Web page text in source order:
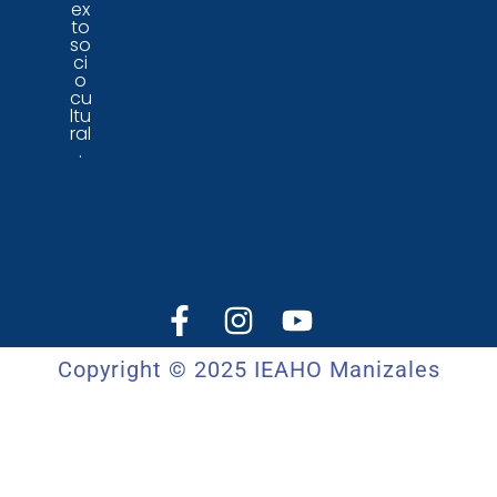
ex
to
so
ci
o
cu
ltu
ral
.
Copyright © 2025 IEAHO Manizales